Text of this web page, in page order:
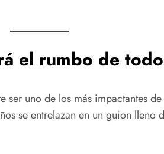
el rumbo de
ser uno de los más impactantes de
se entrelazan en un guion lleno